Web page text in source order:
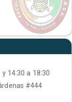
y 14:30 a 18:30
#444